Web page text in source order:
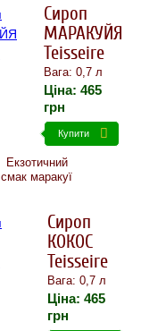
Сироп
МАРАКУЙЯ
Teisseire
Вага: 0,7 л
Ціна: 465
грн
Купити
Екзотичний
смак маракуї
Сироп
КОКОС
Teisseire
Вага: 0,7 л
Ціна: 465
грн